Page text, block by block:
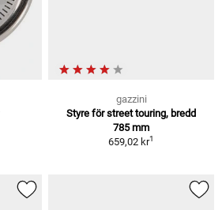
gazzini
Styre för street touring, bredd
785 mm
659,02 kr1